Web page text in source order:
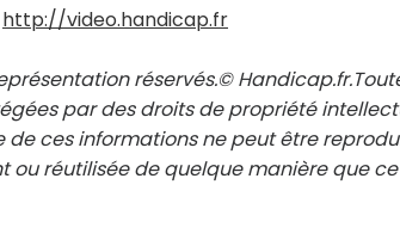
http://video.handicap.fr
réservés.©
par des droits de propriété
ces informations ne peut être
réutilisée de quelque manière que